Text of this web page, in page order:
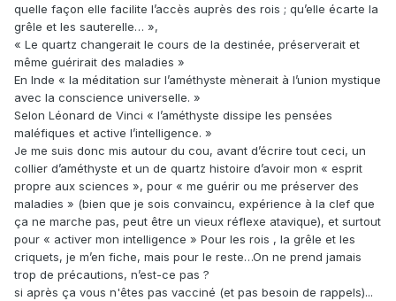
quelle façon elle facilite l’accès auprès des rois ; qu’elle écarte la
grêle et les sauterelle… »,
« Le quartz changerait le cours de la destinée, préserverait et
même guérirait des maladies »
En Inde « la méditation sur l’améthyste mènerait à l’union mystique
avec la conscience universelle. »
Selon Léonard de Vinci « l’améthyste dissipe les pensées
maléfiques et active l’intelligence. »
Je me suis donc mis autour du cou, avant d’écrire tout ceci, un
collier d’améthyste et un de quartz histoire d’avoir mon « esprit
propre aux sciences », pour « me guérir ou me préserver des
maladies » (bien que je sois convaincu, expérience à la clef que
ça ne marche pas, peut être un vieux réflexe atavique), et surtout
pour « activer mon intelligence » Pour les rois , la grêle et les
criquets, je m’en fiche, mais pour le reste…On ne prend jamais
trop de précautions, n’est-ce pas ?
si après ça vous n'êtes pas vacciné (et pas besoin de rappels)...